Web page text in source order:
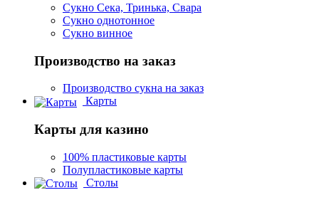
Сукно Сека, Тринька, Свара
Сукно однотонное
Сукно винное
Производство на заказ
Производство сукна на заказ
Карты
Карты для казино
100% пластиковые карты
Полупластиковые карты
Столы